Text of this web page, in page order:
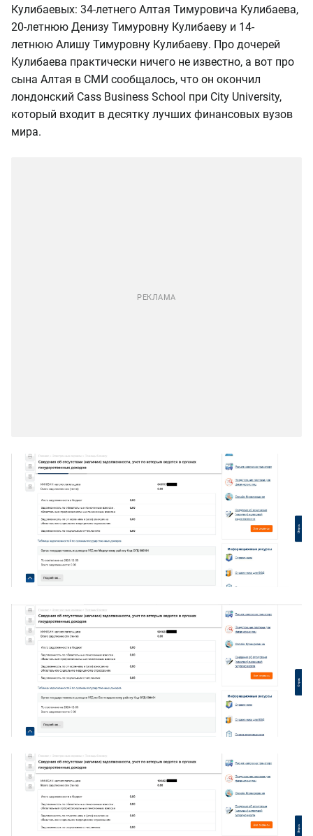
Кулибаевых: 34-летнего Алтая Тимуровича Кулибаева,
20-летнюю Денизу Тимуровну Кулибаеву и 14-
летнюю Алишу Тимуровну Кулибаеву. Про дочерей
Кулибаева практически ничего не известно, а вот про
сына Алтая в СМИ сообщалось, что он окончил
лондонский Cass Business School при City University,
который входит в десятку лучших финансовых вузов
мира.